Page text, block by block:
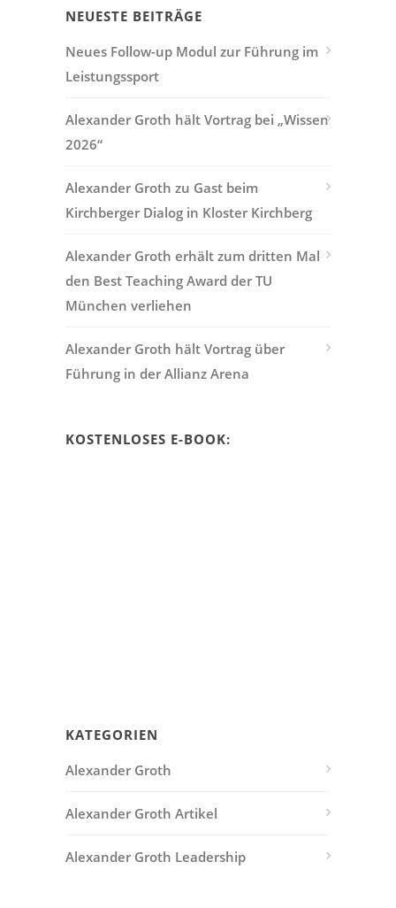
NEUESTE BEITRÄGE
Neues Follow-up Modul zur Führung im
Leistungssport
Alexander Groth hält Vortrag bei „Wissen
2026“
Alexander Groth zu Gast beim
Kirchberger Dialog in Kloster Kirchberg
Alexander Groth erhält zum dritten Mal
den Best Teaching Award der TU
München verliehen
Alexander Groth hält Vortrag über
Führung in der Allianz Arena
KOSTENLOSES E-BOOK:
KATEGORIEN
Alexander Groth
Alexander Groth Artikel
Alexander Groth Leadership